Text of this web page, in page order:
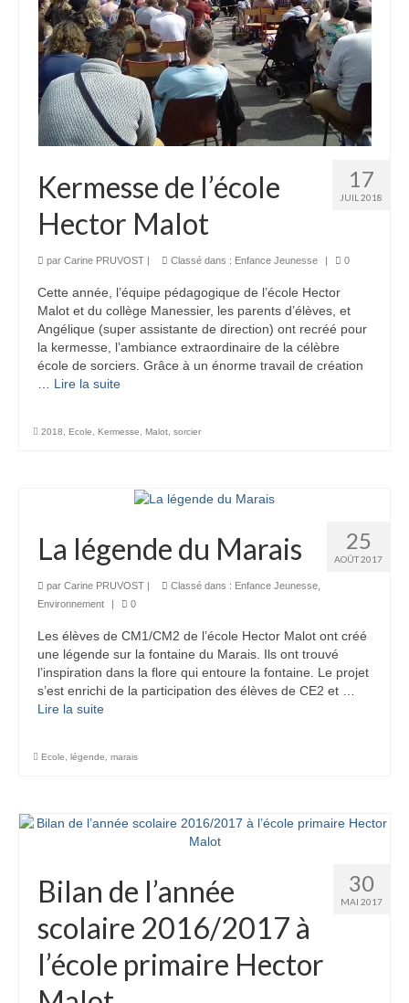
17
JUIL 2018
Kermesse de l’école
Hector Malot
par Carine PRUVOST | Classé dans : Enfance Jeunesse | 0
Cette année, l’équipe pédagogique de l’école Hector
Malot et du collège Manessier, les parents d’élèves, et
Angélique (super assistante de direction) ont recréé pour
la kermesse, l’ambiance extraordinaire de la célèbre
école de sorciers. Grâce à un énorme travail de création
Lire la suite­­
2018 Ecole Kermesse Malot sorcier
25
AOÛT 2017
La légende du Marais
par Carine PRUVOST | Classé dans : Enfance Jeunesse
Environnement
| 0
Les élèves de CM1/CM2 de l’école Hector Malot ont créé
une légende sur la fontaine du Marais. Ils ont trouvé
l’inspiration dans la flore qui entoure la fontaine. Le projet
s’est enrichi de la participation des élèves de CE2 et …
Lire la suite­­
Ecole légende marais
30
MAI 2017
Bilan de l’année
scolaire 2016/2017 à
l’école primaire Hector